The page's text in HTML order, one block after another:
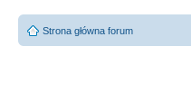
Strona główna forum